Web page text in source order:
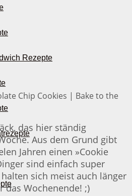
Rezepte
Chip Cookies | Bake to the
das hier ständig
Aus dem Grund gibt
Jahren einen »Cookie
sind einfach super
sich meist auch länger
das Wochenende! ;)